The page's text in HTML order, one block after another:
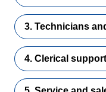
3. Technicians
4. Clerical